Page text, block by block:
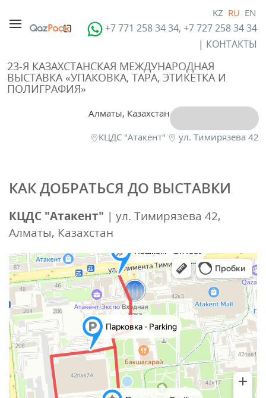
KZ RU EN
+7 771 258 34 34, +7 727 258 34 34
| КОНТАКТЫ
23-Я КАЗАХСТАНСКАЯ МЕЖДУНАРОДНАЯ
ВЫСТАВКА «УПАКОВКА, ТАРА, ЭТИКЕТКА И
ПОЛИГРАФИЯ»
Алматы, Казахстан
КЦДС "Атакент"
ул. Тимирязева 42
КАК ДОБРАТЬСЯ ДО ВЫСТАВКИ
КЦДС "Атакент" | ул. Тимирязева 42,
Алматы, Казахстан